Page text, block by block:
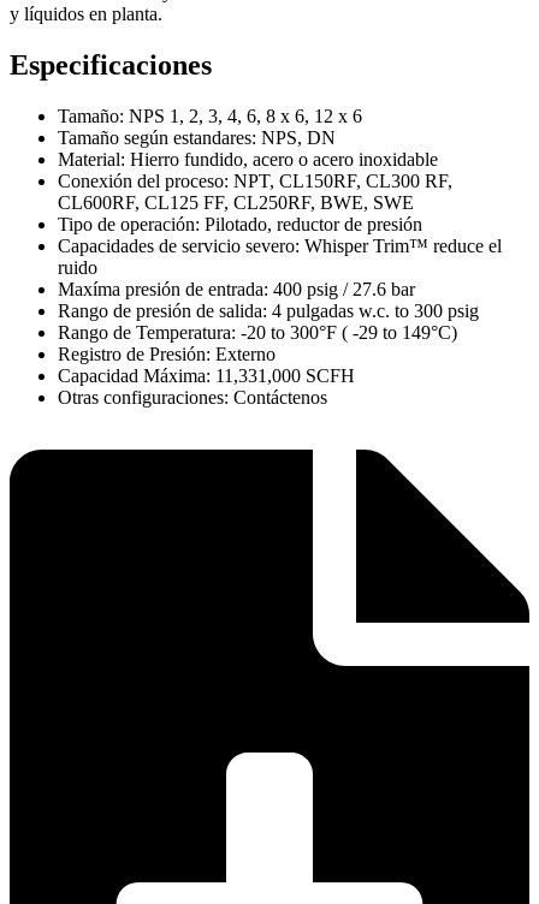
y líquidos en planta.
Especificaciones
Tamaño: NPS 1, 2, 3, 4, 6, 8 x 6, 12 x 6
Tamaño según estandares: NPS, DN
Material: Hierro fundido, acero o acero inoxidable
Conexión del proceso: NPT, CL150RF, CL300 RF,
CL600RF, CL125 FF, CL250RF, BWE, SWE
Tipo de operación: Pilotado, reductor de presión
Capacidades de servicio severo: Whisper Trim™ reduce el
ruido
Maxíma presión de entrada: 400 psig / 27.6 bar
Rango de presión de salida: 4 pulgadas w.c. to 300 psig
Rango de Temperatura: -20 to 300°F ( -29 to 149°C)
Registro de Presión: Externo
Capacidad Máxima: 11,331,000 SCFH
Otras configuraciones: Contáctenos